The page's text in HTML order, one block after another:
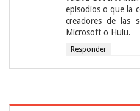
episodios o que la
creadores de las
Microsoft o Hulu.
Responder